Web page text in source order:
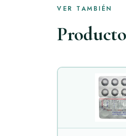
VER TAMBIÉN